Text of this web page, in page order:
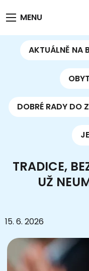
MENU
AKTUÁLNĚ NA
DOBRÉ RADY DO
TRADICE,
UŽ
15. 6. 2026